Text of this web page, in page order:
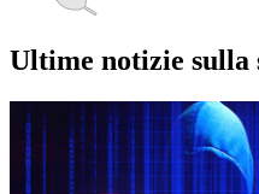
Ultime notizie sulla